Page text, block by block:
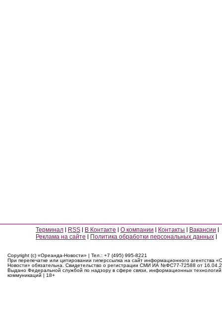
Терминал RSS В Контакте О компании Контакты
Вакансии
Реклама на сайте
Политика обработки персональных данных
Copyright (c) «Ореанда-Новости» | Тел.: +7 (495) 995-8221
При перепечатке или цитировании гиперссылка на сайт информационного агентства
Новости» обязательна. Свидетельство о регистрации СМИ ИА №ФС77-72588 от
Выдано Федеральной службой по надзору в сфере связи, информационных
коммуникаций | 18+